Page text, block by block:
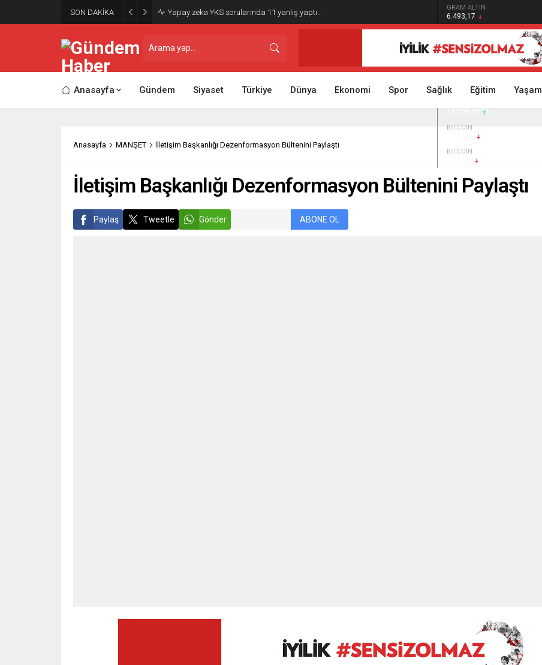
SON DAKİKA Yapay zeka YKS sorularında 11 yanlış yaptı… GRAM ALTIN
6.493,17
DOLAR
EURO
64,1604
BITCOIN
BITCOIN
Anasayfa Gündem Siyaset Türkiye Dünya Ekonomi Spor Sağlık Eğitim Yaşam
Anasayfa MANŞET İletişim Başkanlığı Dezenformasyon Bültenini Paylaştı
İletişim Başkanlığı Dezenformasyon Bültenini Paylaştı
Paylaş Tweetle Gönder ABONE OL